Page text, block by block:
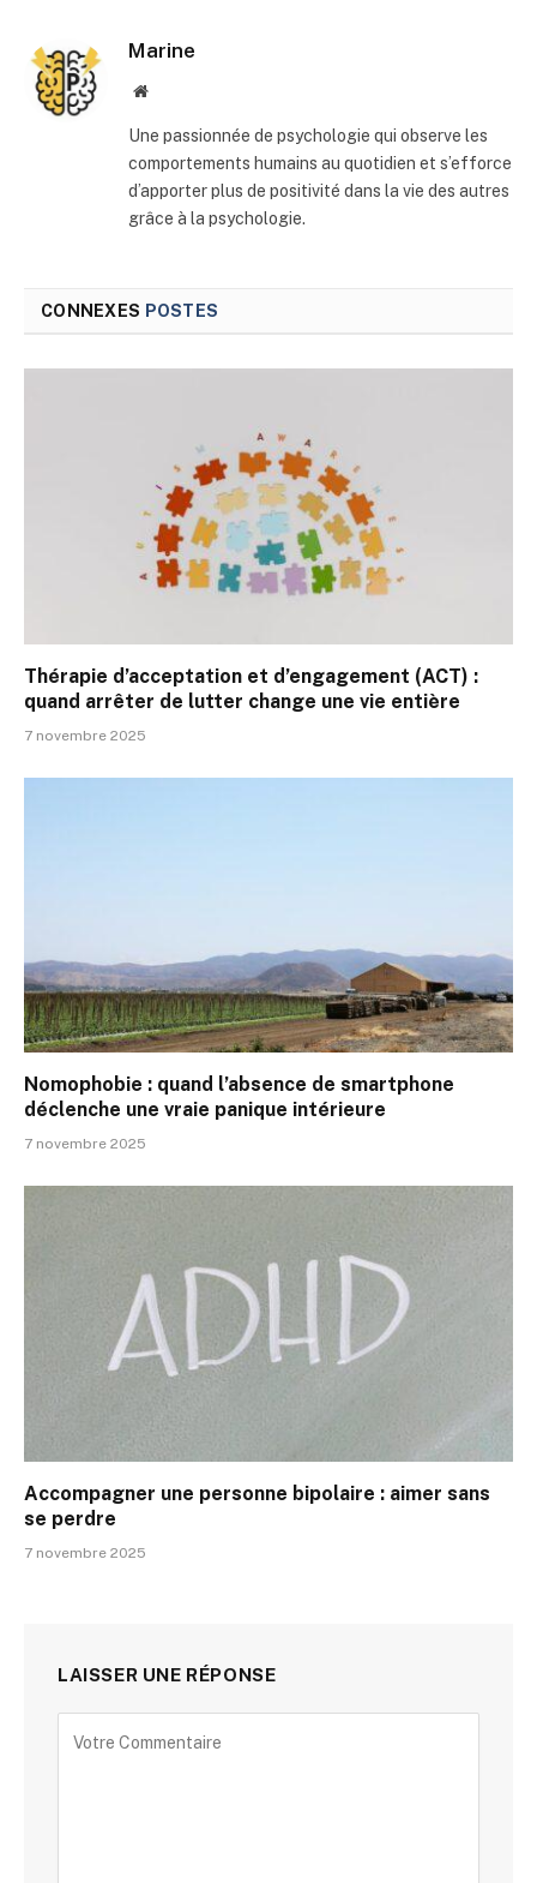
Marine
Site
Une passionnée de psychologie qui observe les
comportements humains au quotidien et s’efforce
d’apporter plus de positivité dans la vie des autres
grâce à la psychologie.
CONNEXES POSTES
Thérapie d’acceptation et d’engagement (ACT) :
quand arrêter de lutter change une vie entière
7 novembre 2025
Nomophobie : quand l’absence de smartphone
déclenche une vraie panique intérieure
7 novembre 2025
Accompagner une personne bipolaire : aimer sans
se perdre
7 novembre 2025
LAISSER UNE RÉPONSE